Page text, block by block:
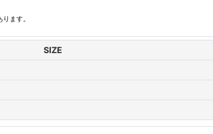
ます。
SIZE